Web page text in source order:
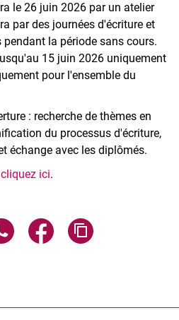
le 26 juin 2026 par un atelier
par des journées d'écriture et
la période sans cours.
15 juin 2026 uniquement
pour l'ensemble du
: recherche de thèmes en
du processus d'écriture,
échange avec les diplômés.
cliquez ici.
page via email
Share page via WhatsApp
Share page via